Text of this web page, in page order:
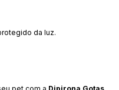
da luz.